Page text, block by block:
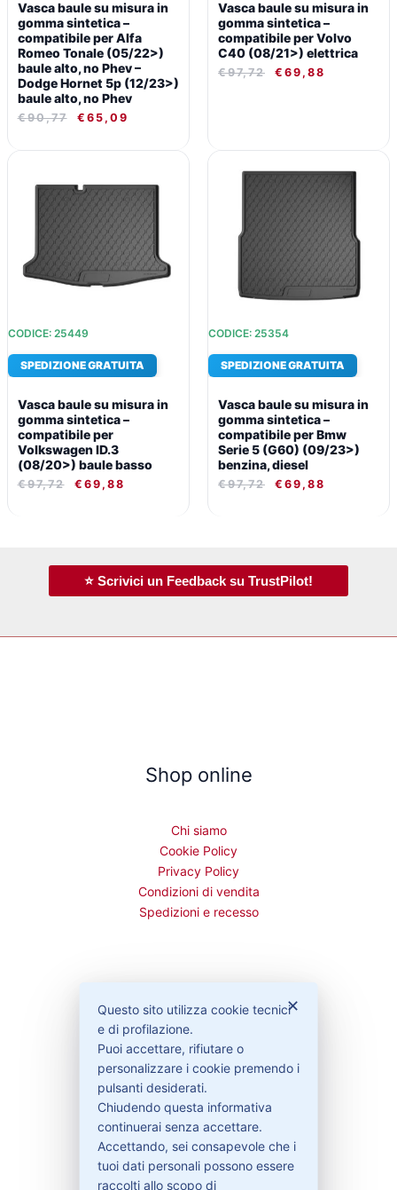
Vasca baule su misura in
gomma sintetica –
compatibile per Alfa
Romeo Tonale (05/22>)
baule alto, no Phev –
Dodge Hornet 5p (12/23>)
baule alto, no Phev
€90,77 € 65,09
Vasca baule su misura in
gomma sintetica –
compatibile per Volvo
C40 (08/21>) elettrica
€97,72 € 69,88
CODICE: 25449
SPEDIZIONE GRATUITA
Vasca baule su misura in
gomma sintetica –
compatibile per
Volkswagen ID.3
(08/20>) baule basso
€97,72
ORIGINALE
ERA:
€97,72.
€ 69,88
ATTUALE
È:
€69,88.
CODICE: 25354
SPEDIZIONE GRATUITA
Vasca baule su misura in
gomma sintetica –
compatibile per Bmw
Serie 5 (G60) (09/23>)
benzina, diesel
€97,72
PREZZO
ORIGINALE
ERA:
€97,72.
€ 69,88
PREZZO
ATTUALE
È:
€69,88.
⭐ Scrivici un Feedback su TrustPilot!
Shop online
Chi siamo
Cookie Policy
Privacy Policy
Condizioni di vendita
Spedizioni e recesso
Contattaci
Garanzie
Contatti
✕
Questo sito utilizza cookie tecnici
e di profilazione.
Puoi accettare, rifiutare o
personalizzare i cookie premendo i
pulsanti desiderati.
Chiudendo questa informativa
continuerai senza accettare.
Accettando, sei consapevole che i
tuoi dati personali possono essere
raccolti allo scopo di